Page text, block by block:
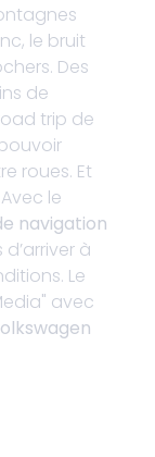
le bruit
Des
de
trip de
roues. Et
le
navigation
à
Le
avec